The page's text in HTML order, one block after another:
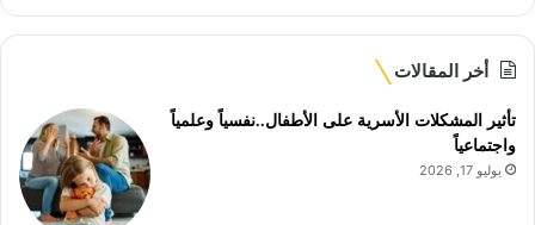
أخر المقالات
تأثير المشكلات الأسرية على الأطفال..نفسياً وعلمياً
واجتماعياً
يوليو 17, 2026